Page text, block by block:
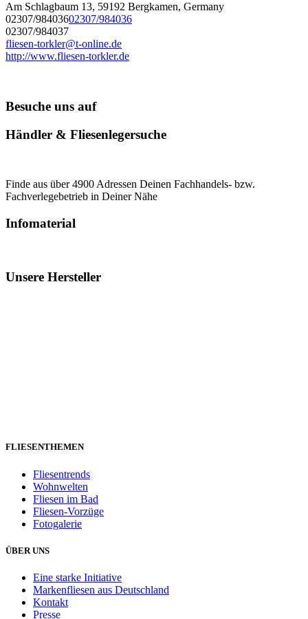
Am Schlagbaum 13, 59192 Bergkamen, Germany
02307/98403602307/984036
02307/984037
fliesen-torkler@t-online.de
http://www.fliesen-torkler.de
Besuche uns auf
Händler & Fliesenlegersuche
Finde aus über 4900 Adressen Deinen Fachhandels- bzw.
Fachverlegebetrieb in Deiner Nähe
Infomaterial
Unsere Hersteller
FLIESENTHEMEN
Fliesentrends
Wohnwelten
Fliesen im Bad
Fliesen-Vorzüge
Fotogalerie
ÜBER UNS
Eine starke Initiative
Markenfliesen aus Deutschland
Kontakt
Presse